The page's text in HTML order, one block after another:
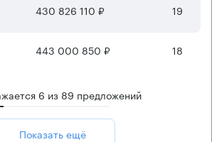
430 826 110 ₽ 19
443 000 850 ₽ 18
6 из 89 предложений
Показать ещё